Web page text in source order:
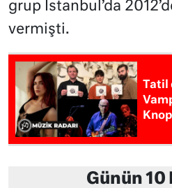
grup İstanbul’da
vermişti.
Günün 10